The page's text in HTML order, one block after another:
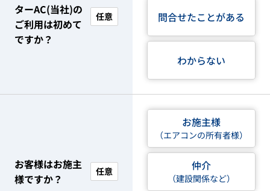
ターAC(当社)の
ご利用は初めて
ですか？
任意 問合せたことがある
わからない
お客様はお施主
様ですか？
任意
お施主様
（エアコンの所有者様）
仲介
（建設関係など）